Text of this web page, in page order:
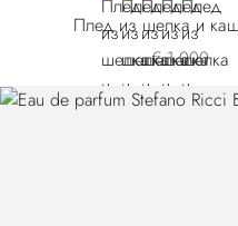
Плед из шелка и
€ 1.000